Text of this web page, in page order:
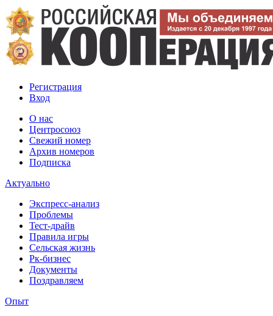
Регистрация
Вход
О нас
Центросоюз
Свежий номер
Архив номеров
Подписка
Актуально
Экспресс-анализ
Проблемы
Тест-драйв
Правила игры
Сельская жизнь
Рк-бизнес
Документы
Поздравляем
Опыт